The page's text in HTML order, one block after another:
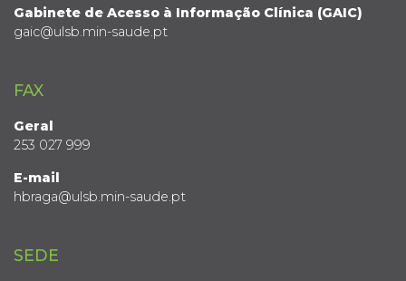
Gabinete de Acesso à Informação Clínica (GAIC)
gaic@ulsb.min-saude.pt
FAX
Geral
253 027 999
E-mail
hbraga@ulsb.min-saude.pt
SEDE